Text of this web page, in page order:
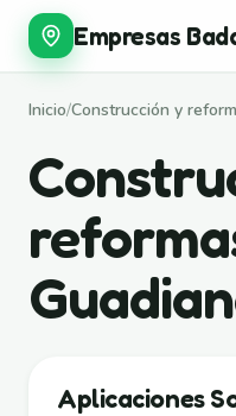
Empresas
Inicio/Construcción y
Aplicaciones